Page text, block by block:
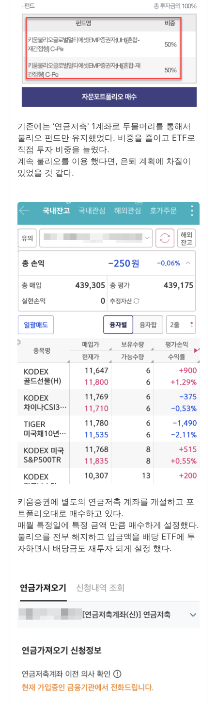
기존에는 ‘연금저축' 1계좌로 두물머리를 통해서
불리오 펀드만 유지했었다. 비중을 줄이고 ETF로
직접 투자 비중을 늘렸다.
계속 불리오를 이용 했다면, 은퇴 계획에 차질이
있었을 것 같다.
키움증권에 별도의 연금저축 계좌를 개설하고 포
트폴리오대로 매수하고 있다.
매월 특정일에 특정 금액 만큼 매수하게 설정했다.
불리오를 전부 해지하고 입금액을 배당 ETF에 투
자하면서 배당금도 재투자 되게 설정 했다.